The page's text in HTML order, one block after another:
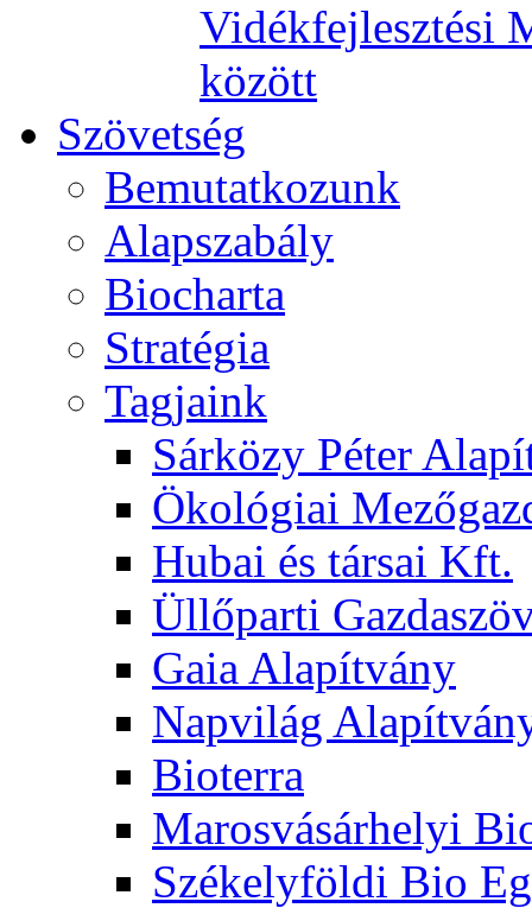
Vidékfejlesztési
között
Szövetség
Bemutatkozunk
Alapszabály
Biocharta
Stratégia
Tagjaink
Sárközy Péter
Ökológiai
Hubai és társai Kft.
Üllőparti
Gaia Alapítvány
Napvilág
Bioterra
Marosvásárhelyi
Székelyföldi Bio